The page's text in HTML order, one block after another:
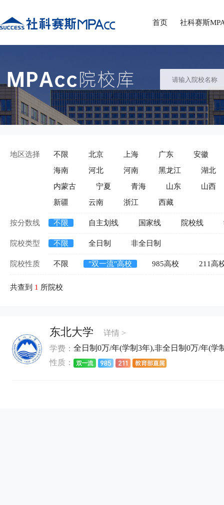
首页 社科赛斯
地区选择 不限 北京 上海 广东
安徽
海南
河北 河南 黑龙江
湖北
内蒙古
宁夏 青海 山东
山西
新疆
云南 浙江 西藏
按分数线 不限 自主划线 国家线 院校线
院校类型 不限 全日制 非全日制
院校性质 不限 "双一流"高校 985高校 211高
共查到 1 所院校
东北大学
详情 >
学费： 全日制0万/年(学制3年),非全日制0万/年(学
性质：